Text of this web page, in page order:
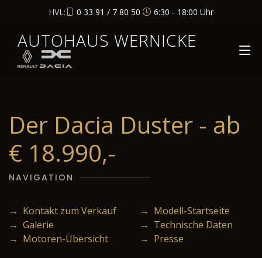
HVL: 0 33 91 / 7 80 50 6:30 - 18:00 Uhr
AUTOHAUS WERNICKE
Der Dacia Duster - ab
€ 18.990,-
NAVIGATION
→ Kontakt zum Verkauf
→ Modell-Startseite
→ Galerie
→ Technische Daten
→ Motoren-Übersicht
→ Presse